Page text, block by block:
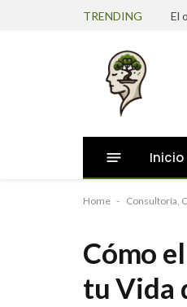
TRENDING
Inicio
Home - Consultoría,
Cómo
tu Vida